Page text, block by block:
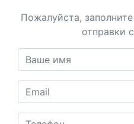
Пожалуйста,
отправки